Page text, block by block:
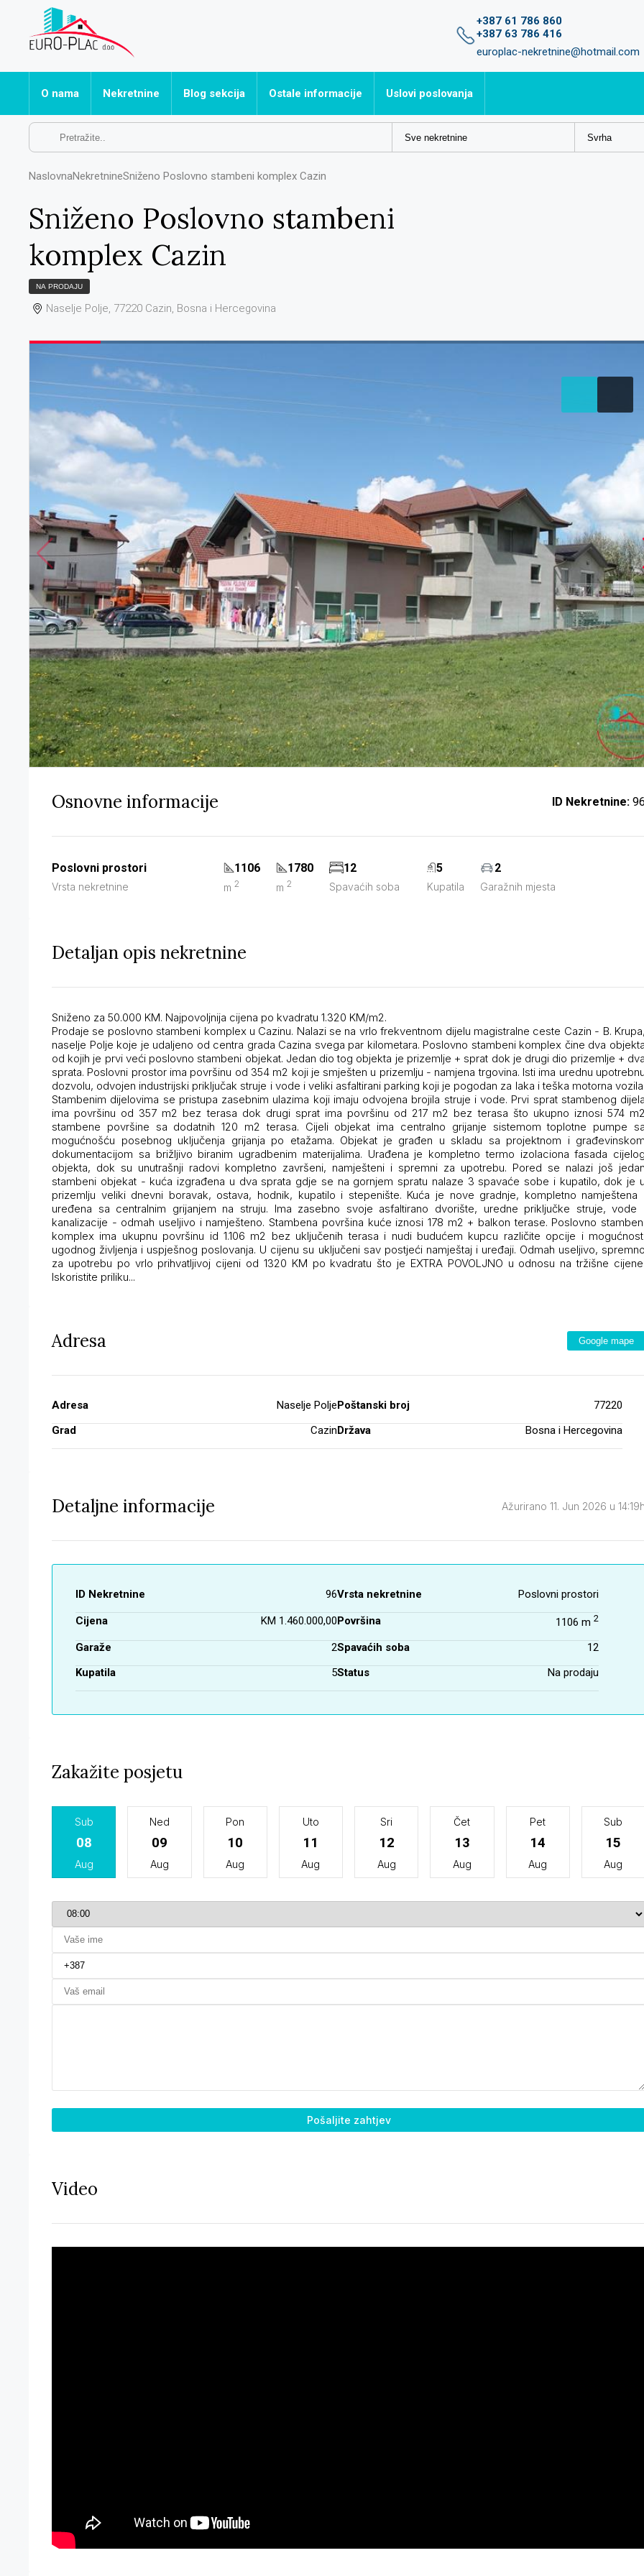
+387 61 786 860
+387 63 786 416
europlac-nekretnine@hotmail.com
O nama Nekretnine
Sve nekretnine
Apartmani
Hoteli
Ostalo
Poslovni prostori
Vikendice
Lista želja
Blog sekcija Ostale informacije
Često postavljena pitanja
Uslovi poslovanja
NaslovnaNekretnineSniženo Poslovno stambeni komplex Cazin
Sniženo Poslovno stambeni
komplex Cazin
NA PRODAJU
Naselje Polje, 77220 Cazin, Bosna i Hercegovina
Osnovne informacije ID Nekretnine:
Poslovni prostori
Vrsta nekretnine
1106
m 2
1780
m2
12
Spavaćih soba
5
Kupatila
2
Garažnih mjesta
Detaljan opis nekretnine
Sniženo za 50.000 KM. Najpovoljnija cijena po kvadratu 1.320 KM/m2.
Prodaje se poslovno stambeni komplex u Cazinu. Nalazi se na vrlo frekventnom dijelu magistralne ceste Cazin - B.
naselje Polje koje je udaljeno od centra grada Cazina svega par kilometara. Poslovno stambeni komplex čine dva
od kojih je prvi veći poslovno stambeni objekat. Jedan dio tog objekta je prizemlje + sprat dok je drugi dio prizemlje +
sprata. Poslovni prostor ima površinu od 354 m2 koji je smješten u prizemlju - namjena trgovina. Isti ima urednu
dozvolu, odvojen industrijski priključak struje i vode i veliki asfaltirani parking koji je pogodan za laka i teška motorna
Stambenim dijelovima se pristupa zasebnim ulazima koji imaju odvojena brojila struje i vode. Prvi sprat stambenog
ima površinu od 357 m2 bez terasa dok drugi sprat ima površinu od 217 m2 bez terasa što ukupno iznosi 574
stambene površine sa dodatnih 120 m2 terasa. Cijeli objekat ima centralno grijanje sistemom toplotne pumpe
mogućnošću posebnog uključenja grijanja po etažama. Objekat je građen u skladu sa projektnom i
dokumentacijom sa brižljivo biranim ugradbenim materijalima. Urađena je kompletno termo izolaciona fasada
objekta, dok su unutrašnji radovi kompletno završeni, namješteni i spremni za upotrebu. Pored se nalazi još
stambeni objekat - kuća izgrađena u dva sprata gdje se na gornjem spratu nalaze 3 spavaće sobe i kupatilo, dok je
prizemlju veliki dnevni boravak, ostava, hodnik, kupatilo i stepenište. Kuća je nove gradnje, kompletno namještena
uređena sa centralnim grijanjem na struju. Ima zasebno svoje asfaltirano dvorište, uredne priključke struje, vode
kanalizacije - odmah useljivo i namješteno. Stambena površina kuće iznosi 178 m2 + balkon terase. Poslovno
komplex ima ukupnu površinu id 1.106 m2 bez uključenih terasa i nudi budućem kupcu različite opcije i
ugodnog življenja i uspješnog poslovanja. U cijenu su uključeni sav postjeći namještaj i uređaji. Odmah useljivo,
za upotrebu po vrlo prihvatljivoj cijeni od 1320 KM po kvadratu što je EXTRA POVOLJNO u odnosu na tržišne
Iskoristite priliku...
Adresa Google mape
Adresa Naselje PoljePoštanski broj
77220
Grad
CazinDržava Bosna i Hercegovina
Detaljne informacije Ažurirano 11. Jun 2026 u
ID Nekretnine 96Vrsta nekretnine Poslovni prostori
Cijena KM 1.460.000,00Površina 1106 m 2
Garaže 2Spavaćih soba
12
Kupatila
5Status Na prodaju
Zakažite posjetu
Sub
08
Aug
Ned
09
Aug
Pon
10
Aug
Uto
11
Aug
Sri
12
Aug
Čet
13
Aug
Pet
14
Aug
Sub
15
Aug
Pošaljite zahtjev
Video